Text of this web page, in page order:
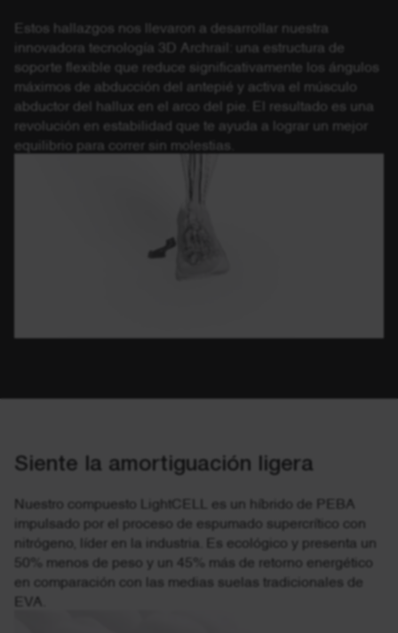
Estos hallazgos nos llevaron a desarrollar nuestra
innovadora tecnología 3D Archrail: una estructura de
soporte flexible que reduce significativamente los ángulos
máximos de abducción del antepié y activa el músculo
abductor del hallux en el arco del pie. El resultado es una
revolución en estabilidad que te ayuda a lograr un mejor
equilibrio para correr sin molestias.
Siente la amortiguación ligera
Nuestro compuesto LightCELL es un híbrido de PEBA
impulsado por el proceso de espumado supercrítico con
nitrógeno, líder en la industria. Es ecológico y presenta un
50% menos de peso y un 45% más de retorno energético
en comparación con las medias suelas tradicionales de